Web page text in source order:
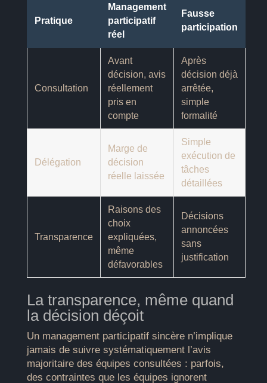
Pratique
Management
participatif
réel
Fausse
participation
Consultation
Avant
décision, avis
réellement
pris en
compte
Après
décision déjà
arrêtée,
simple
formalité
Délégation
Marge de
décision
réelle laissée
Simple
exécution de
tâches
détaillées
Transparence
Raisons des
choix
expliquées,
même
défavorables
Décisions
annoncées
sans
justification
La transparence, même quand
la décision déçoit
Un management participatif sincère n’implique
jamais de suivre systématiquement l’avis
majoritaire des équipes consultées : parfois,
des contraintes que les équipes ignorent